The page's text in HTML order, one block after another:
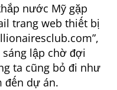
nước Mỹ gặp
trang web thiết bị
,
lập chờ đợi
ta cũng bỏ đi như
đến dự án.